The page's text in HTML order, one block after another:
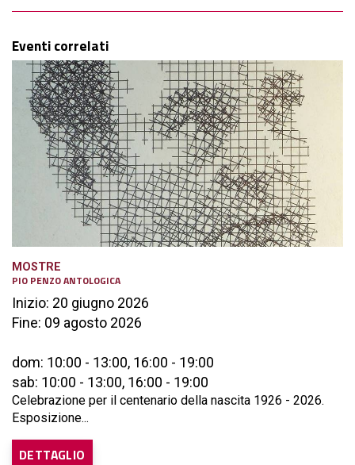
Eventi correlati
MOSTRE
PIO PENZO ANTOLOGICA
Inizio: 20 giugno 2026
Fine: 09 agosto 2026
dom: 10:00 - 13:00, 16:00 - 19:00
sab: 10:00 - 13:00, 16:00 - 19:00
Celebrazione per il centenario della nascita 1926 - 2026.
Esposizione...
DETTAGLIO